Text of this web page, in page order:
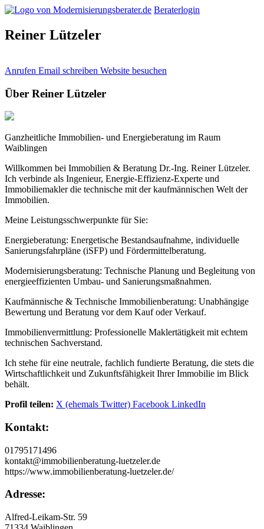
Beraterlogin
Reiner Lützeler
Anrufen Email schreiben Website besuchen
Über Reiner Lützeler
Ganzheitliche Immobilien- und Energieberatung im Raum
Waiblingen
Willkommen bei Immobilien & Beratung Dr.-Ing. Reiner Lützeler.
Ich verbinde als Ingenieur, Energie-Effizienz-Experte und
Immobiliemakler die technische mit der kaufmännischen Welt der
Immobilien.
Meine Leistungsschwerpunkte für Sie:
Energieberatung: Energetische Bestandsaufnahme, individuelle
Sanierungsfahrpläne (iSFP) und Fördermittelberatung.
Modernisierungsberatung: Technische Planung und Begleitung von
energieeffizienten Umbau- und Sanierungsmaßnahmen.
Kaufmännische & Technische Immobilienberatung: Unabhängige
Bewertung und Beratung vor dem Kauf oder Verkauf.
Immobilienvermittlung: Professionelle Maklertätigkeit mit echtem
technischen Sachverstand.
Ich stehe für eine neutrale, fachlich fundierte Beratung, die stets die
Wirtschaftlichkeit und Zukunftsfähigkeit Ihrer Immobilie im Blick
behält.
Profil teilen: X (ehemals Twitter) Facebook LinkedIn
Kontakt:
01795171496
kontakt@immobilienberatung-luetzeler.de
https://www.immobilienberatung-luetzeler.de/
Adresse:
Alfred-Leikam-Str. 59